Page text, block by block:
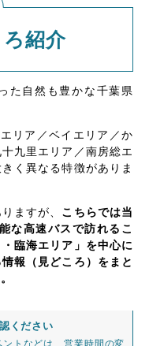
紹介
た自然も豊かな千葉県
リア／ベイエリア／か
九里エリア／南房総エ
く異なる特徴がありま
ますが、 こちらでは当
な高速バスで訪れるこ
臨海エリア」を中心に
報（見どころ）をまと
ください
トなどは、営業時間の変